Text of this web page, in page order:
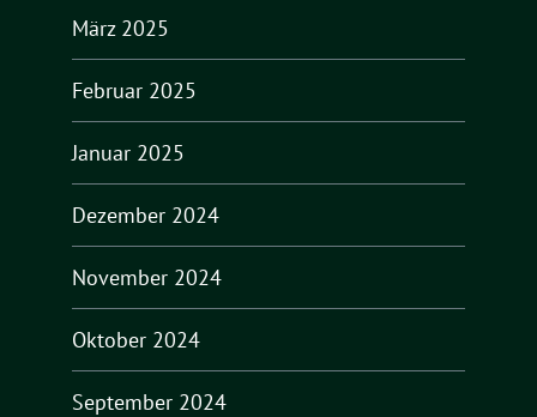
März 2025
Februar 2025
Januar 2025
Dezember 2024
November 2024
Oktober 2024
September 2024